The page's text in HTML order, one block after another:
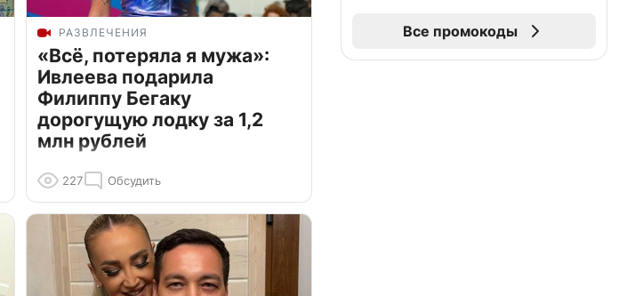
РАЗВЛЕЧЕНИЯ
«Всё, потеряла я мужа»:
Ивлеева подарила
Филиппу Бегаку
дорогущую лодку за 1,2
млн рублей
227 Обсудить
Все промокоды